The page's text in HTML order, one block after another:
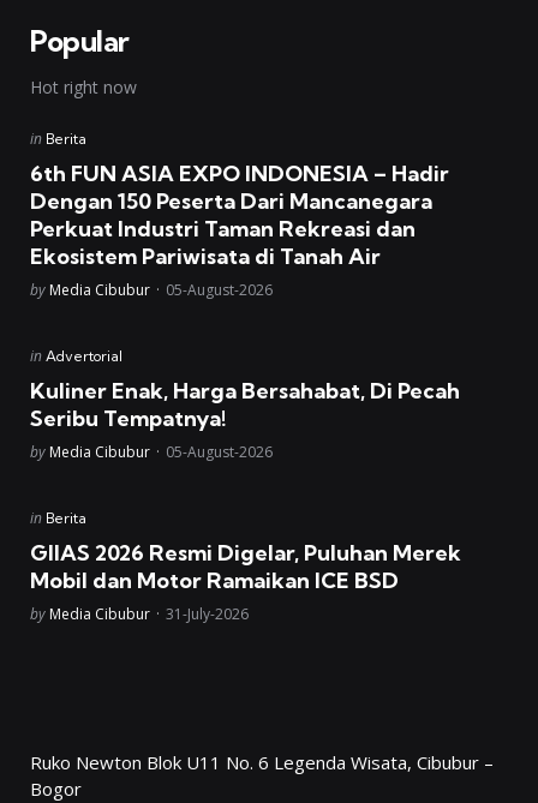
Popular
Hot right now
Posted
in Berita
6th FUN ASIA EXPO INDONESIA – Hadir
Dengan 150 Peserta Dari Mancanegara
Perkuat Industri Taman Rekreasi dan
Ekosistem Pariwisata di Tanah Air
Posted
by Media Cibubur 05-August-2026
Posted
in Advertorial
Kuliner Enak, Harga Bersahabat, Di Pecah
Seribu Tempatnya!
Posted
by Media Cibubur 05-August-2026
Posted
in Berita
GIIAS 2026 Resmi Digelar, Puluhan Merek
Mobil dan Motor Ramaikan ICE BSD
Posted
by Media Cibubur 31-July-2026
Ruko Newton Blok U11 No. 6 Legenda Wisata, Cibubur –
Bogor